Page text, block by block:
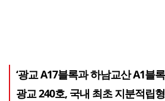
‘광교 A17블록과 하남교산 A1블
광교 240호, 국내 최초 지분적립